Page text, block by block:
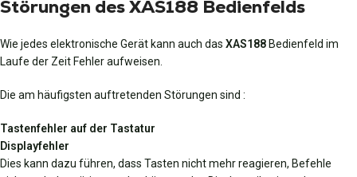
Störungen des XAS188 Bedienfelds
Wie jedes elektronische Gerät kann auch das XAS188 Bedienfeld im
Laufe der Zeit Fehler aufweisen.
Die am häufigsten auftretenden Störungen sind :
Tastenfehler auf der Tastatur
Displayfehler
Dies kann dazu führen, dass Tasten nicht mehr reagieren, Befehle